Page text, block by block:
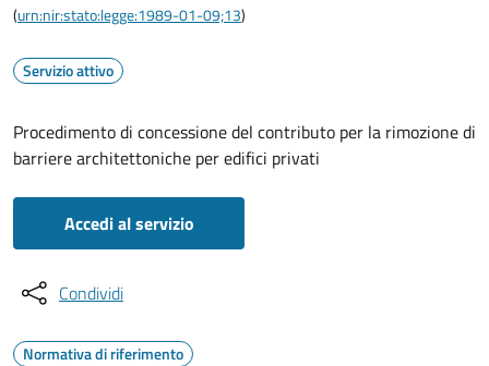
(urn:nir:stato:legge:1989-01-09;13)
Servizio attivo
Procedimento di concessione del contributo per la rimozione di
barriere architettoniche per edifici privati
Accedi al servizio
Condividi
Normativa di riferimento